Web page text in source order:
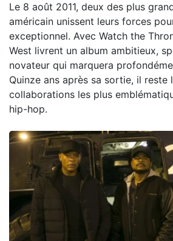
Le 8 août 2011, deux des plus
américain unissent leurs forces
exceptionnel. Avec Watch the
West livrent un album ambitieux,
novateur qui marquera
Quinze ans après sa sortie, il reste
collaborations les plus
hip-hop.